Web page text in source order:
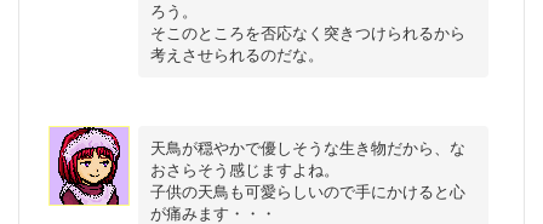
ろう。
そこのところを否応なく突きつけられるから
天鳥が穏やかで優しそうな生き物だから、な
おさらそう感じますよね。
子供の天鳥も可愛らしいので手にかけると心
が痛みます・・・